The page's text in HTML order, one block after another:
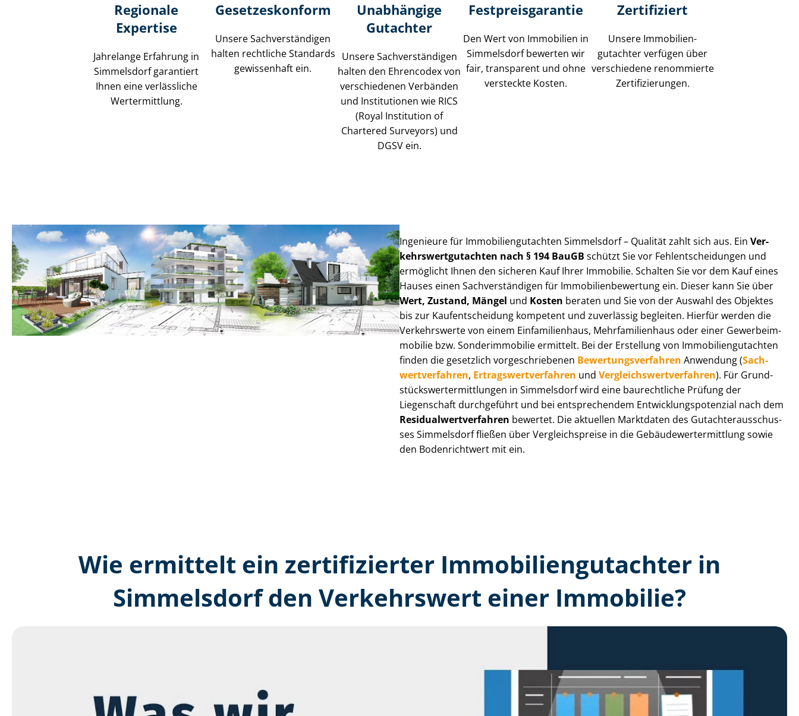
Regionale
Expertise
Jahrelange Erfahrung in
Simmelsdorf garantiert
Ihnen eine verlässliche
Wertermittlung.
Gesetzes­konform
Unsere Sach­ver­stän­di­gen
halten rechtliche Standards
gewissenhaft ein.
Unabhängige
Gutachter
Unsere Sach­ver­stän­di­gen
halten den Ehrencodex von
verschiedenen Verbänden
und Institutionen wie RICS
(Royal Institution of
Chartered Surveyors) und
DGSV ein.
Festpreis​garantie
Den Wert von Immobilien in
Simmelsdorf bewerten wir
fair, transparent und ohne
versteckte Kosten.
Zertifiziert
Unsere Immobilien­
gutachter verfügen über
verschiedene renommierte
Zer­ti­fi­zie­run­gen.
Ingenieure für Im­mo­bi­li­en­gut­ach­ten Simmelsdorf – Qualität zahlt sich aus. Ein Ver­
kehrs­wert­gut­ach­ten nach § 194 BauGB schützt Sie vor Fehl­ent­schei­dun­gen und
ermöglicht Ihnen den sicheren Kauf Ihrer Immobilie. Schalten Sie vor dem Kauf eines
Hauses einen Sach­ver­stän­di­gen für Im­mo­bi­li­en­be­wer­tung ein. Dieser kann Sie über
Wert, Zustand, Mängel und Kosten beraten und Sie von der Auswahl des Objektes
bis zur Kauf­ent­schei­dung kompetent und zuverlässig begleiten. Hierfür werden die
Verkehrswerte von einem Einfamilienhaus, Mehr­fa­mi­li­en­haus oder einer Ge­wer­be­im­
mo­bi­lie bzw. Sonderimmobilie ermittelt. Bei der Erstellung von Im­mo­bi­li­en­gut­ach­ten
finden die gesetzlich vor­ge­schrie­be­nen Be­wer­tungs­ver­fah­ren Anwendung (Sach­
wert­ver­fah­ren, Er­trags­wert­ver­fah­ren und Ver­gleichs­wert­ver­fah­ren). Für Grund­
stücks­wert­ermitt­lun­gen in Simmelsdorf wird eine baurechtliche Prüfung der
Liegenschaft durchgeführt und bei entsprechendem Ent­wick­lungs­po­ten­zi­al nach dem
Re­si­du­al­wert­ver­fah­ren bewertet. Die aktuellen Marktdaten des Gut­ach­ter­aus­schus­
ses Simmelsdorf fließen über Ver­gleichs­prei­se in die Ge­bäu­de­wert­ermitt­lung sowie
den Bodenrichtwert mit ein.
Wie ermittelt ein zertifizierter Immobilien­gutachter in
Simmelsdorf den Verkehrswert einer Immobilie?